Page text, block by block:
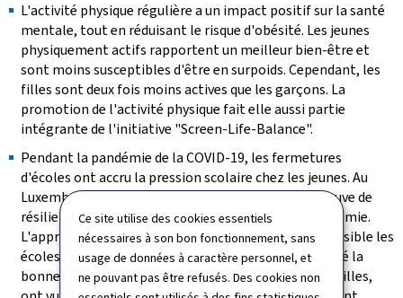
Ce site utilise des cookies essentiels
nécessaires à son bon fonctionnement, sans
usage de données à caractère personnel, et
ne pouvant pas être refusés. Des cookies non
L'activité physique régulière a un impact positif sur la santé
mentale, tout en réduisant le risque d'obésité. Les jeunes
physiquement actifs rapportent un meilleur bien-être et
sont moins susceptibles d'être en surpoids. Cependant, les
filles sont deux fois moins actives que les garçons. La
promotion de l'activité physique fait elle aussi partie
intégrante de l'initiative "Screen-Life-Balance".
Pendant la pandémie de la COVID-19, les fermetures
d'écoles ont accru la pression scolaire chez les jeunes. Au
Luxembourg, la majorité des jeunes ont su faire preuve de
résilience pour limiter les effets négatifs de la pandémie.
L'approche qui consistait à maintenir autant que possible les
écoles ouvertes s'avère donc une fois de plus avoir été la
bonne. Toutefois, certains jeunes, en particulier les filles,